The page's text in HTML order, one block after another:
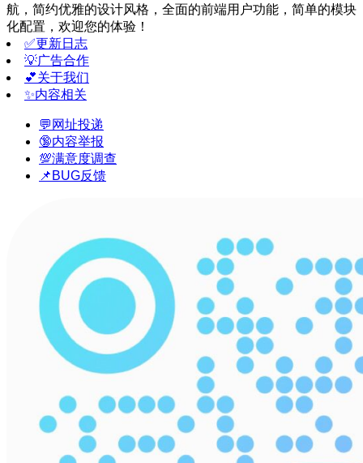
航，简约优雅的设计风格，全面的前端用户功能，简单的模块
化配置，欢迎您的体验！
✅更新日志
💡广告合作
💕关于我们
✨内容相关
💬网址投递
🔞内容举报
💯满意度调查
📌BUG反馈